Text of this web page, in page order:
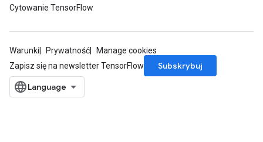
Cytowanie TensorFlow
Warunki Prywatność
Manage cookies
Zapisz się na newsletter TensorFlow
Subskrybuj